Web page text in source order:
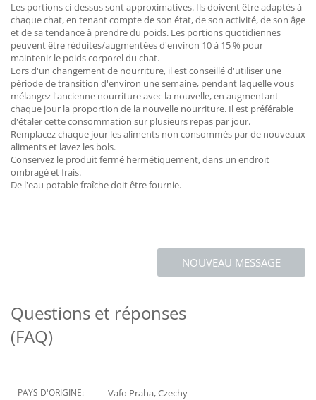
Les portions ci-dessus sont approximatives. Ils doivent être adaptés à
chaque chat, en tenant compte de son état, de son activité, de son âge
et de sa tendance à prendre du poids. Les portions quotidiennes
peuvent être réduites/augmentées d'environ 10 à 15 % pour
maintenir le poids corporel du chat.
Lors d'un changement de nourriture, il est conseillé d'utiliser une
période de transition d'environ une semaine, pendant laquelle vous
mélangez l'ancienne nourriture avec la nouvelle, en augmentant
chaque jour la proportion de la nouvelle nourriture. Il est préférable
d'étaler cette consommation sur plusieurs repas par jour.
Remplacez chaque jour les aliments non consommés par de nouveaux
aliments et lavez les bols.
Conservez le produit fermé hermétiquement, dans un endroit
ombragé et frais.
De l'eau potable fraîche doit être fournie.
NOUVEAU MESSAGE
Questions et réponses
(FAQ)
PAYS D'ORIGINE: Vafo Praha, Czechy